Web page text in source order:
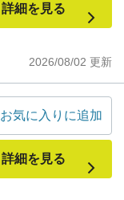
2026/08/02 更新
詳細を見る
お気に入りに追加
詳細を見る